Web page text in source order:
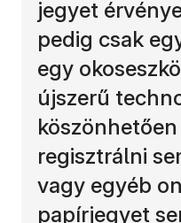
jegyet
pedig csak
egy
újszerű
regisztrálni
vagy egyéb
papírjegyet